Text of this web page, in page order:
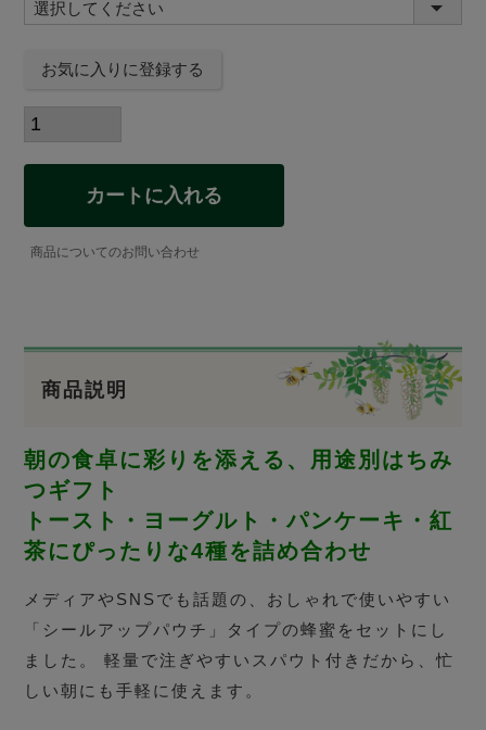
必
)
お気に入りに登録する
カートに入れる
商品についてのお問い合わせ
商品説明
朝の食卓に彩りを添える、用途別はちみ
つギフト
トースト・ヨーグルト・パンケーキ・紅
茶にぴったりな4種を詰め合わせ
メディアやSNSでも話題の、おしゃれで使いやすい
「シールアップパウチ」タイプの蜂蜜をセットにし
ました。 軽量で注ぎやすいスパウト付きだから、忙
しい朝にも手軽に使えます。